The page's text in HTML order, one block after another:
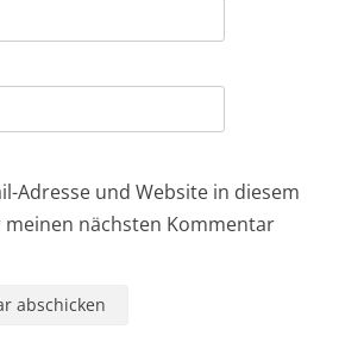
Adresse und Website in diesem
meinen nächsten Kommentar